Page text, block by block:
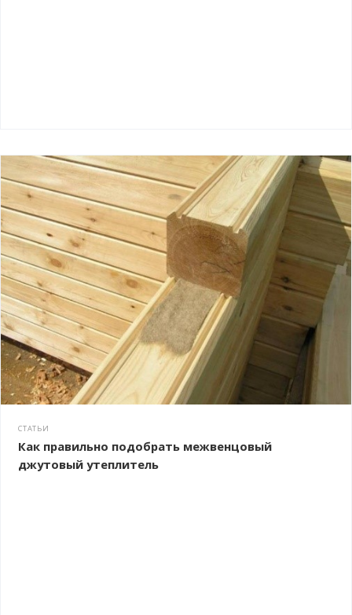
СТАТЬИ
Как правильно подобрать межвенцовый
джутовый утеплитель